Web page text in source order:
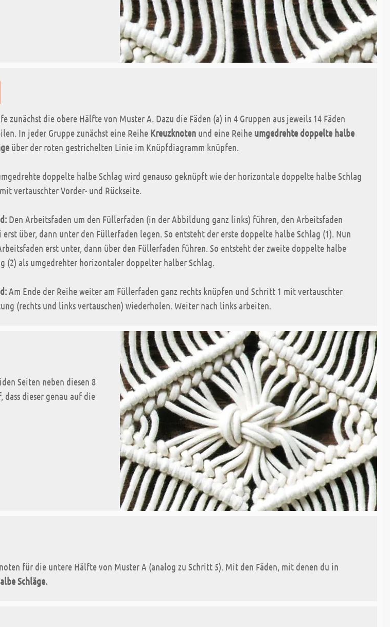
zunächst die obere Hälfte von Muster A. Dazu die Fäden (a) in 4 Gruppen aus jeweils 14 Fäden
In jeder Gruppe zunächst eine Reihe Kreuzknoten und eine Reihe umgedrehte doppelte halbe
über der roten gestrichelten Linie im Knüpfdiagramm knüpfen.
doppelte halbe Schlag wird genauso geknüpft wie der horizontale doppelte halbe Schlag
vertauschter Vorder- und Rückseite.
Den Arbeitsfaden um den Füllerfaden (in der Abbildung ganz links) führen, den Arbeitsfaden
erst über, dann unter den Füllerfaden legen. So entsteht der erste doppelte halbe Schlag (1). Nun
erst unter, dann über den Füllerfaden führen. So entsteht der zweite doppelte halbe
(2) als umgedrehter horizontaler doppelter halber Schlag.
Am Ende der Reihe weiter am Füllerfaden ganz rechts knüpfen und Schritt 1 mit vertauschter
(rechts und links vertauschen) wiederholen. Weiter nach links arbeiten.
Seiten neben diesen 8
dieser genau auf die
für die untere Hälfte von Muster A (analog zu Schritt 5). Mit den Fäden, mit denen du in
Schläge.